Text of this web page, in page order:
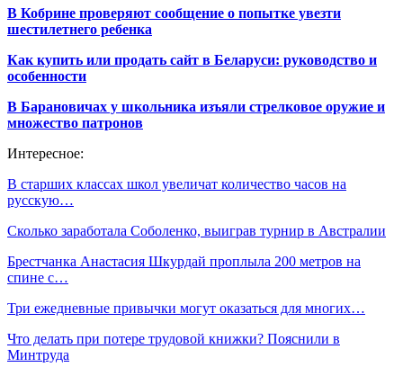
В Кобрине проверяют сообщение о попытке увезти
шестилетнего ребенка
Как купить или продать сайт в Беларуси: руководство и
особенности
В Барановичах у школьника изъяли стрелковое оружие и
множество патронов
Интересное:
В старших классах школ увеличат количество часов на
русскую…
Сколько заработала Соболенко, выиграв турнир в Австралии
Брестчанка Анастасия Шкурдай проплыла 200 метров на
спине с…
Три ежедневные привычки могут оказаться для многих…
Что делать при потере трудовой книжки? Пояснили в
Минтруда